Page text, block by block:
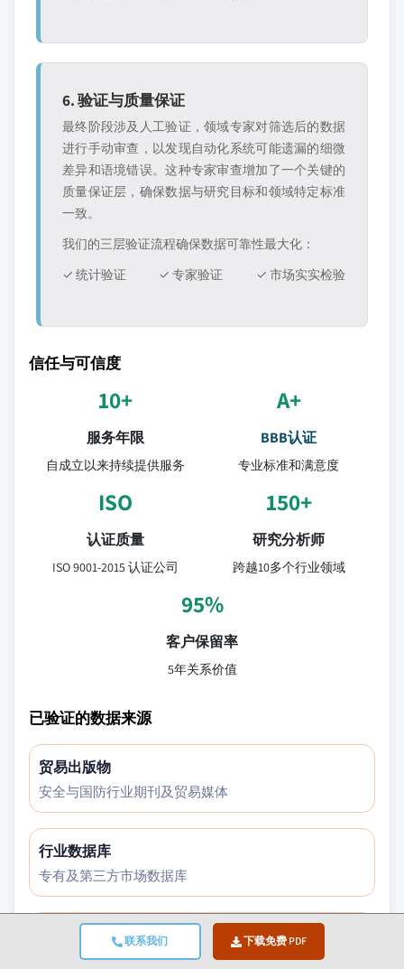
联系我们 下载免费 PDF
6. 验证与质量保证
最终阶段涉及人工验证，领域专家对筛选后的数据
进行手动审查，以发现自动化系统可能遗漏的细微
差异和语境错误。这种专家审查增加了一个关键的
质量保证层，确保数据与研究目标和领域特定标准
一致。
我们的三层验证流程确保数据可靠性最大化：
✓ 统计验证
✓ 专家验证 ✓ 市场实实检验
信任与可信度
10+
服务年限
自成立以来持续提供服务
A+
BBB认证
专业标准和满意度
ISO
认证质量
ISO 9001-2015 认证公司
150+
研究分析师
跨越10多个行业领域
95%
客户保留率
5年关系价值
已验证的数据来源
贸易出版物
安全与国防行业期刊及贸易媒体
行业数据库
专有及第三方市场数据库
政府采购记录及政策文件